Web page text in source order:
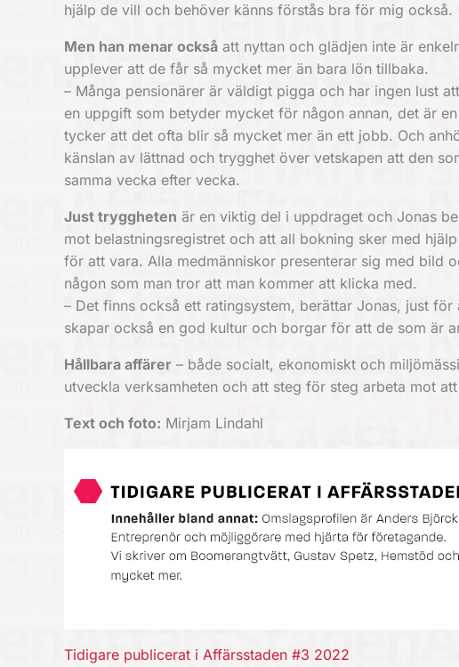
hjälp de vill och behöver känns förstås bra för mig också.
Men han menar också att nyttan och glädjen inte är
upplever att de får så mycket mer än bara lön tillbaka.
– Många pensionärer är väldigt pigga och har ingen lust
en uppgift som betyder mycket för någon annan, det är
tycker att det ofta blir så mycket mer än ett jobb. Och
känslan av lättnad och trygghet över vetskapen att den
samma vecka efter vecka.
Just tryggheten är en viktig del i uppdraget och Jonas
mot belastningsregistret och att all bokning sker med
för att vara. Alla medmänniskor presenterar sig med bild
någon som man tror att man kommer att klicka med.
– Det finns också ett ratingsystem, berättar Jonas, just
skapar också en god kultur och borgar för att de som är
Hållbara affärer – både socialt, ekonomiskt och
utveckla verksamheten och att steg för steg arbeta mot
Text och foto: Mirjam Lindahl
Tidigare publicerat i Affärsstaden #3 2022